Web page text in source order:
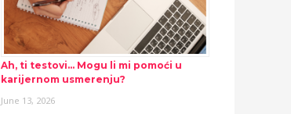
Ah, ti testovi… Mogu li mi pomoći u
karijernom usmerenju?
June 13, 2026